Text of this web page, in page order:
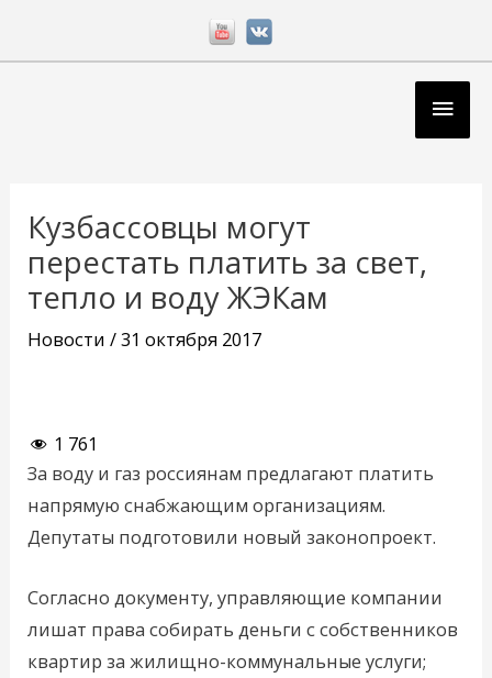
Кузбассовцы могут
перестать платить за свет,
тепло и воду ЖЭКам
Новости /31 октября 2017
1 761
За воду и газ россиянам предлагают платить
напрямую снабжающим организациям.
Депутаты подготовили новый законопроект.
Согласно документу, управляющие компании
лишат права собирать деньги с собственников
квартир за жилищно-коммунальные услуги;
записям